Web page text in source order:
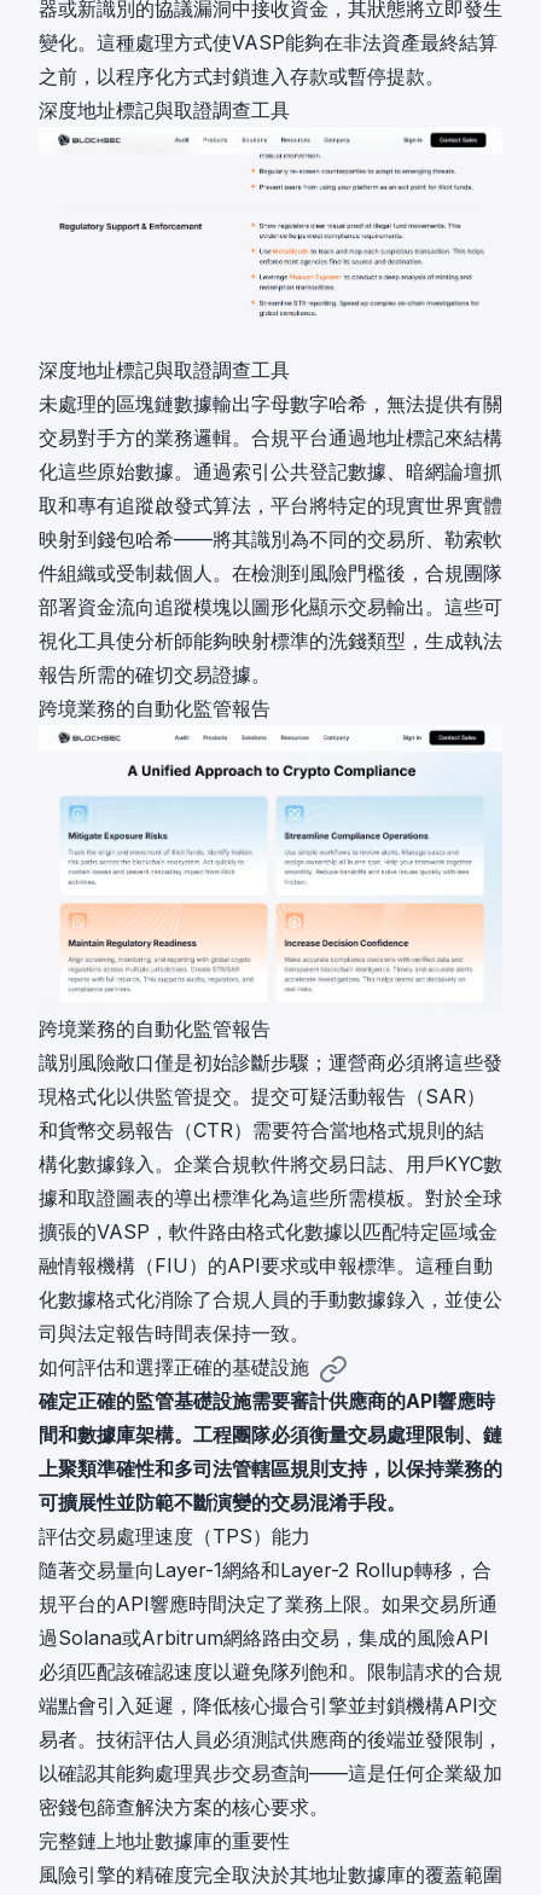
器或新識別的協議漏洞中接收資金，其狀態將立即發生
變化。這種處理方式使VASP能夠在非法資產最終結算
之前，以程序化方式封鎖進入存款或暫停提款。
深度地址標記與取證調查工具
深度地址標記與取證調查工具
未處理的區塊鏈數據輸出字母數字哈希，無法提供有關
交易對手方的業務邏輯。合規平台通過地址標記來結構
化這些原始數據。通過索引公共登記數據、暗網論壇抓
取和專有追蹤啟發式算法，平台將特定的現實世界實體
映射到錢包哈希——將其識別為不同的交易所、勒索軟
件組織或受制裁個人。在檢測到風險門檻後，合規團隊
部署資金流向追蹤模塊以圖形化顯示交易輸出。這些可
視化工具使分析師能夠映射標準的洗錢類型，生成執法
報告所需的確切交易證據。
跨境業務的自動化監管報告
跨境業務的自動化監管報告
識別風險敞口僅是初始診斷步驟；運營商必須將這些發
現格式化以供監管提交。提交可疑活動報告（SAR）
和貨幣交易報告（CTR）需要符合當地格式規則的結
構化數據錄入。企業合規軟件將交易日誌、用戶KYC數
據和取證圖表的導出標準化為這些所需模板。對於全球
擴張的VASP，軟件路由格式化數據以匹配特定區域金
融情報機構（FIU）的API要求或申報標準。這種自動
化數據格式化消除了合規人員的手動數據錄入，並使公
司與法定報告時間表保持一致。
如何評估和選擇正確的基礎設施
確定正確的監管基礎設施需要審計供應商的API響應時
間和數據庫架構。工程團隊必須衡量交易處理限制、鏈
上聚類準確性和多司法管轄區規則支持，以保持業務的
可擴展性並防範不斷演變的交易混淆手段。
評估交易處理速度（TPS）能力
隨著交易量向Layer-1網絡和Layer-2 Rollup轉移，合
規平台的API響應時間決定了業務上限。如果交易所通
過Solana或Arbitrum網絡路由交易，集成的風險API
必須匹配該確認速度以避免隊列飽和。限制請求的合規
端點會引入延遲，降低核心撮合引擎並封鎖機構API交
易者。技術評估人員必須測試供應商的後端並發限制，
以確認其能夠處理異步交易查詢——這是任何企業級加
密錢包篩查解決方案的核心要求。
完整鏈上地址數據庫的重要性
風險引擎的精確度完全取決於其地址數據庫的覆蓋範圍